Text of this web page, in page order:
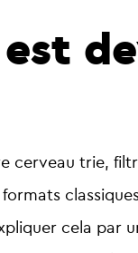
cerveau trie,
cela par